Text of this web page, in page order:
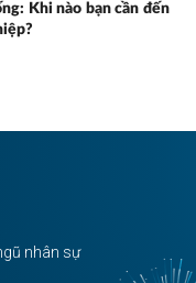
Khi nào bạn cần đến
nhân sự